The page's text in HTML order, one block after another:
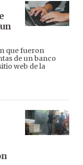
que fueron
de un banco
web de la